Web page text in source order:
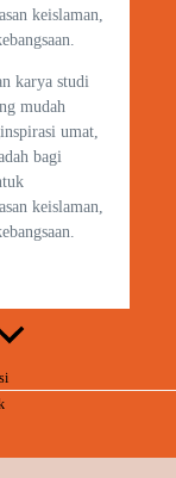
keislaman,
karya studi
mudah
umat,
bagi
keislaman,